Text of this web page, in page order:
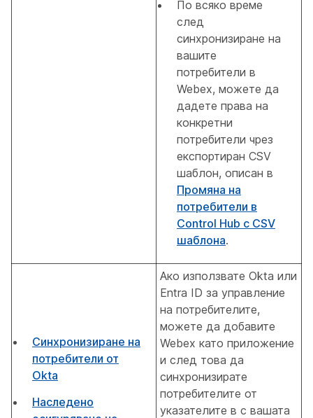
По всяко време
след
синхронизиране на
вашите
потребители в
Webex, можете да
дадете права на
конкретни
потребители чрез
експортиран CSV
шаблон, описан в
Промяна на
потребители в
Control Hub с CSV
шаблона.
Синхронизиране на
потребители от
Okta
Наследено
Ако използвате Okta или
Entra ID за управление
на потребителите,
можете да добавите
Webex като приложение
и след това да
синхронизирате
потребителите от
указателите в с вашата